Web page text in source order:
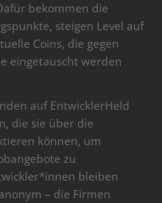
bekommen die
steigen Level auf
Coins, die gegen
eingetauscht werden
auf EntwicklerHeld
die sie über die
können, um
zu
bleiben
– die Firmen